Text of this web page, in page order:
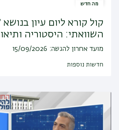
מה חדש
קול קורא ליום עיון
השוואתי: היסטוריה
מועד אחרון להגשה: 15/09/2026
חדשות נוספות